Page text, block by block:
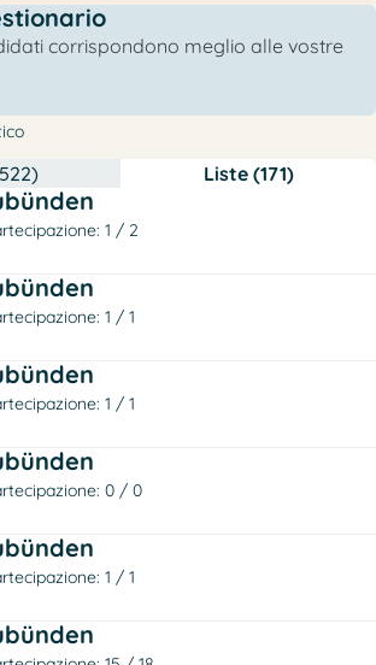
corrispondono meglio alle vostre
Liste (171)
1 / 2
1 / 1
1 / 1
0 / 0
1 / 1